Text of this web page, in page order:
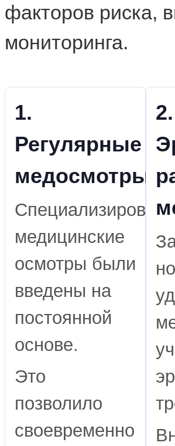
факторов риска,
мониторинга.
1.
Регулярные
медосмотры
медицинские
осмотры были
введены на
постоянной
основе.
Это
позволило
своевременно
2.